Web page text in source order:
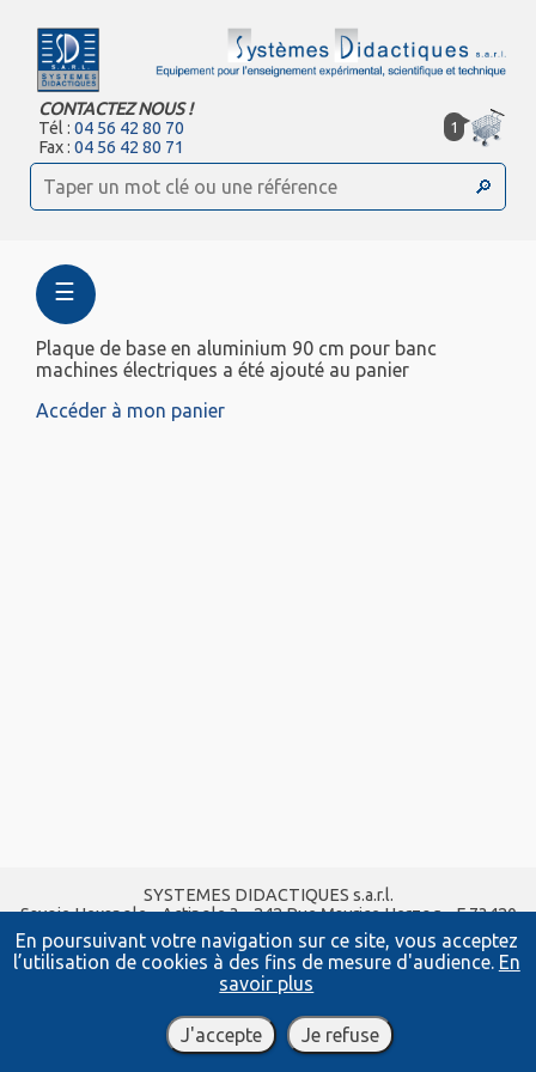
En poursuivant votre navigation sur ce site, vous acceptez
l’utilisation de cookies à des fins de mesure d'audience. En
savoir plus
J'accepte Je refuse
CONTACTEZ NOUS !
Tél :04 56 42 80 70
Fax :04 56 42 80 71
1
☰
Plaque de base en aluminium 90 cm pour banc
machines électriques a été ajouté au panier
Accéder à mon panier
SYSTEMES DIDACTIQUES s.a.r.l.
Savoie Hexapole - Actipole 3 - 242 Rue Maurice Herzog - F 73420
VIVIERS DU LAC
Tel : 04 56 42 80 70| Fax :04 56 42 80 71
xavier.granjon@systemes-didactiques.fr
systemes-didactiques.fr